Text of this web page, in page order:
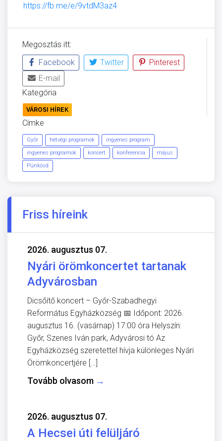
https://fb.me/e/9vtdM3az4
Megosztás itt:
Facebook
Twitter
Pinterest
E-mail
Kategória
VÁROSI HÍREK
Címke
Győr hétvégi programok
ingyenes program
ingyenes programok
koncert konferencia
május
Pünkösd
Friss híreink
2026. augusztus 07.
Nyári örömkoncertet tartanak
Adyvárosban
Dicsőítő koncert – Győr-Szabadhegyi
Református Egyházközség 📅 Időpont: 2026.
augusztus 16. (vasárnap) 17:00 óra Helyszín:
Győr, Szenes Iván park, Adyvárosi tó Az
Egyházközség szeretettel hívja különleges Nyári
Örömkoncertjére […]
Tovább olvasom →
2026. augusztus 07.
A Hecsei úti felüljáró